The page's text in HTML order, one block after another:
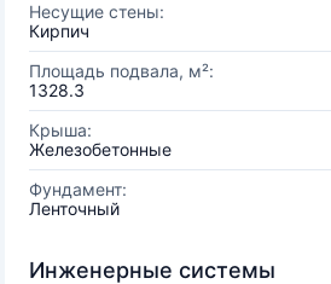
Несущие стены:
Кирпич
Площадь подвала, м²:
1328.3
Крыша:
Железобетонные
Фундамент:
Ленточный
Инженерные системы